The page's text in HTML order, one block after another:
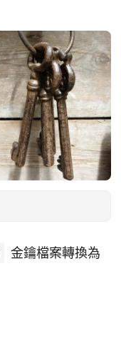
金鑰檔案轉換為